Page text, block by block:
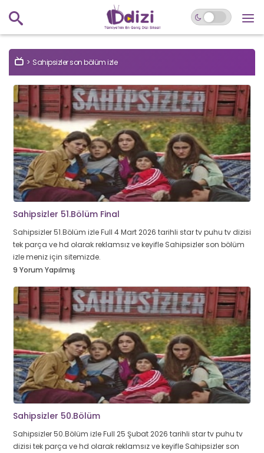
Sahipsizler son bölüm izle
Sahipsizler 51.Bölüm Final
Sahipsizler 51.Bölüm izle Full 4 Mart 2026 tarihli star tv puhu tv dizisi
tek parça ve hd olarak reklamsız ve keyifle Sahipsizler son bölüm
izle meniz için sitemizde.
9 Yorum Yapılmış
Sahipsizler 50.Bölüm
Sahipsizler 50.Bölüm izle Full 25 Şubat 2026 tarihli star tv puhu tv
dizisi tek parça ve hd olarak reklamsız ve keyifle Sahipsizler son